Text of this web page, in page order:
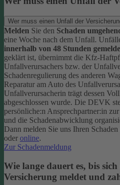
Wer muss einen Unfall der
Melden Sie den Schaden
eine Woche nach dem Unfall.
innerhalb von 48 Stunden
geklärt ist, übernimmt die Kfz-
Unfallverursachers bzw. der
Schadenregulierung des anderen
Reparatur am Auto des
Unfallverursacherin trägt dessen
abgeschlossen wurde. Die DEVK
persönliche:n Ansprechpartner:in
und die Schadenabwicklung
Dann melden Sie uns Ihren
oder online.
Zur Schadenmeldung
Wie lange dauert es, bis
Versicherung meldet und